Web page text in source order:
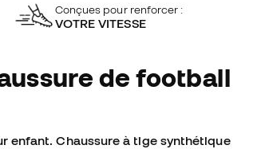
Conçues pour renforcer :
VOTRE VITESSE
de football
enfant. Chaussure à tige synthétique